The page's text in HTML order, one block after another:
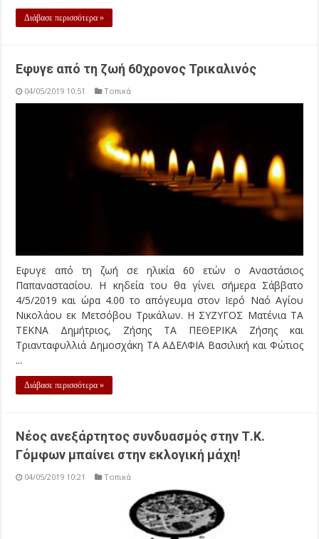
Διάβασε περισσότερα »
Εφυγε από τη ζωή 60χρονος Τρικαλινός
04/05/2019 10:51 Τοπικά
Εφυγε από τη ζωή σε ηλικία 60 ετών ο Αναστάσιος
Παπαναστασίου. Η κηδεία του θα γίνει σήμερα Σάββατο
4/5/2019 και ώρα 4.00 το απόγευμα στον Ιερό Ναό Αγίου
Νικολάου εκ Μετσόβου Τρικάλων. Η ΣΥΖΥΓΟΣ Ματένια ΤΑ
ΤΕΚΝΑ Δημήτριος, Ζήσης ΤΑ ΠΕΘΕΡΙΚΑ Ζήσης και
Τριανταφυλλιά Δημοσχάκη ΤΑ ΑΔΕΛΦΙΑ Βασιλική και Φώτιος
...
Διάβασε περισσότερα »
Νέος ανεξάρτητος συνδυασμός στην Τ.Κ.
Γόμφων μπαίνει στην εκλογική μάχη!
04/05/2019 10:21 Τοπικά